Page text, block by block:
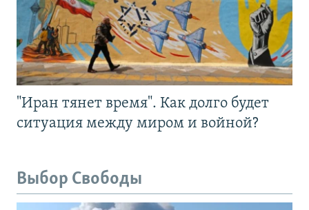
"Иран тянет время". Как долго будет
ситуация между миром и войной?
Выбор Свободы